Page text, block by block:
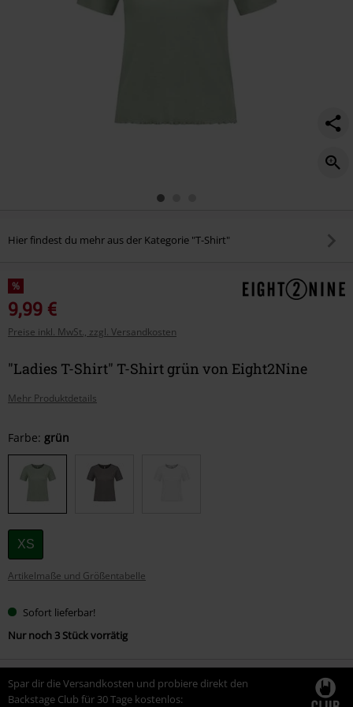
Hier findest du mehr aus der Kategorie "T-Shirt"
%
9,99 €
Preise inkl. MwSt., zzgl. Versandkosten
"Ladies T-Shirt" T-Shirt grün von Eight2Nine
Mehr Produktdetails
Wähle
deine
Größe
Farbe: grün
XS
Artikelmaße und Größentabelle
Sofort lieferbar!
Nur noch 3 Stück vorrätig
Spar dir die Versandkosten und probiere direkt den
Backstage Club für 30 Tage kostenlos: